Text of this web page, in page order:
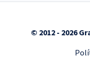
© 2012 - 2026